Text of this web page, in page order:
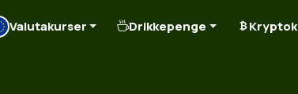
Valutakurser Drikkepenge